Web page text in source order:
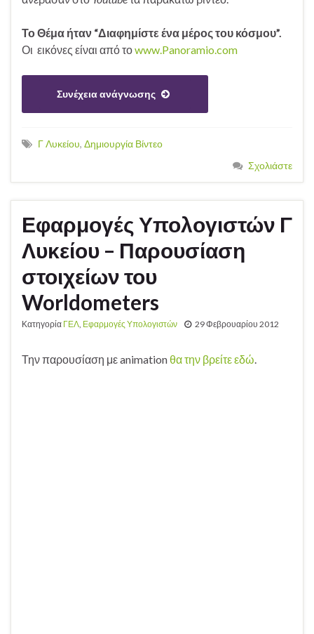
Το Θέμα ήταν “Διαφημίστε ένα μέρος του κόσμου”.
Οι εικόνες είναι από τοwww.Panoramio.com
Συνέχεια ανάγνωσης
Γ Λυκείου, Δημιουργία Βίντεο
Σχολιάστε
Εφαρμογές Υπολογιστών Γ
Λυκείου – Παρουσίαση
στοιχείων του
Worldometers
Κατηγορία ΓΕΛ Εφαρμογές Υπολογιστών 29 Φεβρουαρίου 2012
Την παρουσίαση με animationθα την βρείτε εδώ.